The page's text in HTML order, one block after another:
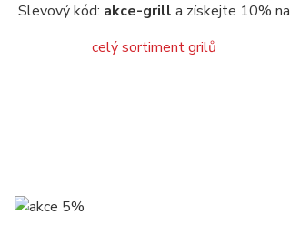
Slevový kód: akce-grill a získejte 10% na
celý sortiment grilů